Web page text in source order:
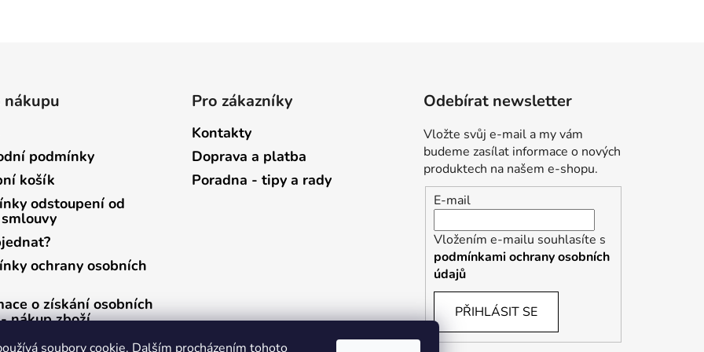
soubory cookie. Dalším procházením tohoto
nákupu
podmínky
košík
odstoupení od
ochrany osobních
o získání osobních
nákup zboží
o získání osobních
Pro zákazníky
Kontakty
Doprava a platba
Poradna - tipy a rady
Odebírat newsletter
Vložte svůj e-mail a my vám
budeme zasílat informace o nových
produktech na našem e-shopu.
E-mail
Vložením e-mailu souhlasíte s
podmínkami ochrany osobních
údajů
PŘIHLÁSIT SE